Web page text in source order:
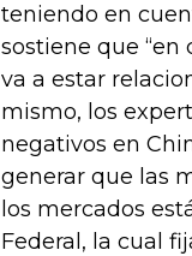
teniendo en
sostiene que
va a estar
mismo, los
negativos en
generar que las
los mercados
Federal, la cual